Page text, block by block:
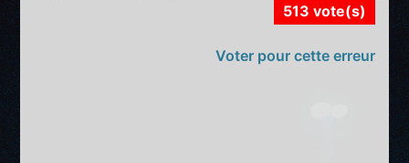
513 vote(s)
Voter pour cette erreur